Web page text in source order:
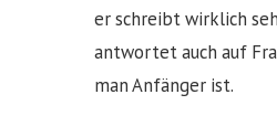
er schreibt wirklich
antwortet auch auf
man Anfänger ist.